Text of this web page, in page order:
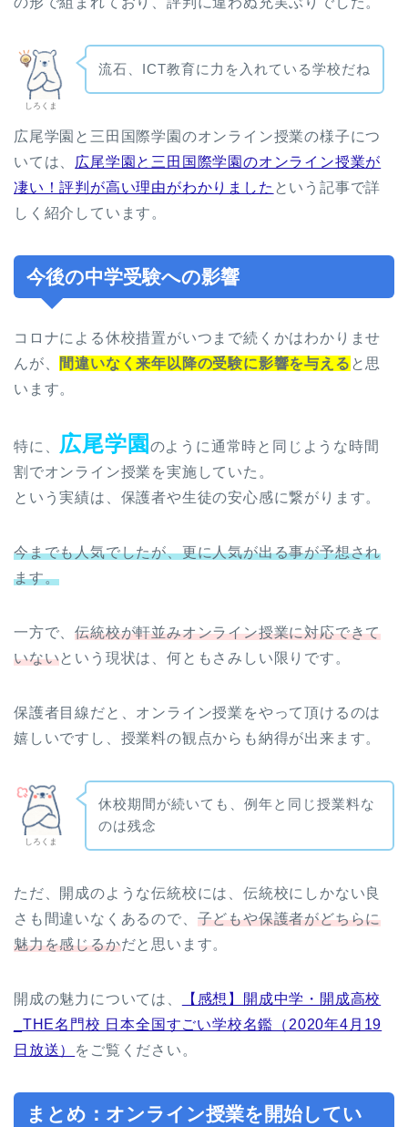
しろくま
流石、ICT教育に力を入れている学校だね
広尾学園と三田国際学園のオンライン授業の様子につ
いては、
広尾学園と三田国際学園のオンライン授業が
凄い！評判が高い理由がわかりました という記事で詳
しく紹介しています。
今後の中学受験への影響
コロナによる休校措置がいつまで続くかはわかりませ
んが、 間違いなく来年以降の受験に影響を与える と思
います。
特に、 広尾学園 のように通常時と同じような時間
割でオンライン授業を実施していた。
という実績は、保護者や生徒の安心感に繋がります。
今までも人気でしたが、更に人気が出る事が予想され
ます。
一方で、伝統校が軒並みオンライン授業に対応できて
いないという現状は、何ともさみしい限りです。
保護者目線だと、オンライン授業をやって頂けるのは
嬉しいですし、授業料の観点からも納得が出来ます。
しろくま
休校期間が続いても、例年と同じ授業料な
のは残念
ただ、開成のような伝統校には、伝統校にしかない良
さも間違いなくあるので、 子どもや保護者がどちらに
魅力を感じるかだと思います。
開成の魅力については、
【感想】開成中学・開成高校
_THE名門校 日本全国すごい学校名鑑（2020年4月19
日放送）
をご覧ください。
まとめ：オンライン授業を開始してい